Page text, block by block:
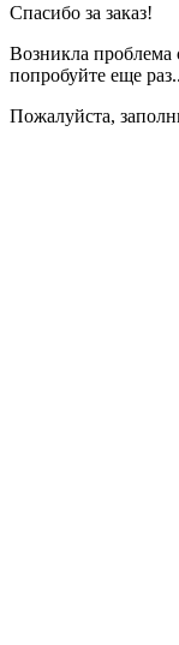
Спасибо за заказ!
Возникла проблема
попробуйте еще раз..
Пожалуйста,